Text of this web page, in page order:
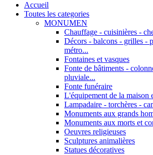
Accueil
Toutes les categories
MONUMEN
Chauffage - cuisinières -
Décors - balcons - grilles -
métro...
Fontaines et vasques
Fonte de bâtiments -
pluviale...
Fonte funéraire
L'équipement de la maison
Lampadaire - torchères -
Monuments aux grands
Monuments aux morts et
Oeuvres religieuses
Sculptures animalières
Statues décoratives